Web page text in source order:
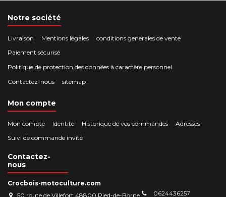
Notre société
Livraison Mentions légales
conditions generales de vente
Paiement sécurisé
Politique de protection des données à caractère personnel
Contactez-nous
sitemap
Mon compte
Mon compte Identité Historique de vos commandes
Adresses
Suivi de commande invité
Contactez-
nous
Crocbois-motoculture.com
50 route de Villefort 48800 Pied-de-Borne
0624436257